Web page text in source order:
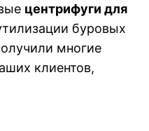
центрифуги для
буровых
многие
клиентов,